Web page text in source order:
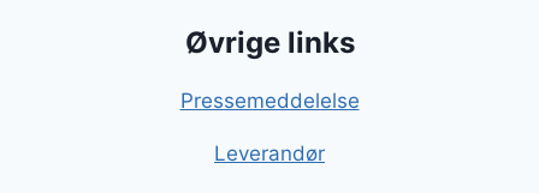
Øvrige links
Pressemeddelelse
Leverandør